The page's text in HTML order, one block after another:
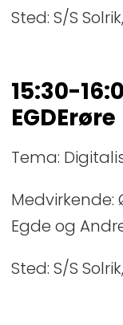
Sted: S/S
15:30-
EGDErøre
Tema:
Medvirkende:
Egde og
Sted: S/S